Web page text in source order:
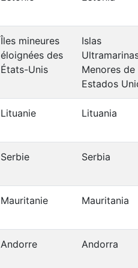
Îles mineures
éloignées des
États-Unis
Islas
Menores de
Estados
Lituanie Lituania
Serbie Serbia
Mauritanie Mauritania
Andorre Andorra